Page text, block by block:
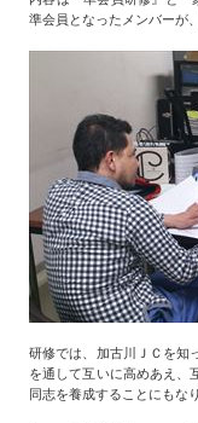
準会員となったメンバーが
研修では、加古川ＪＣを知
を通して互いに高めあえ、
同志を養成することにもな